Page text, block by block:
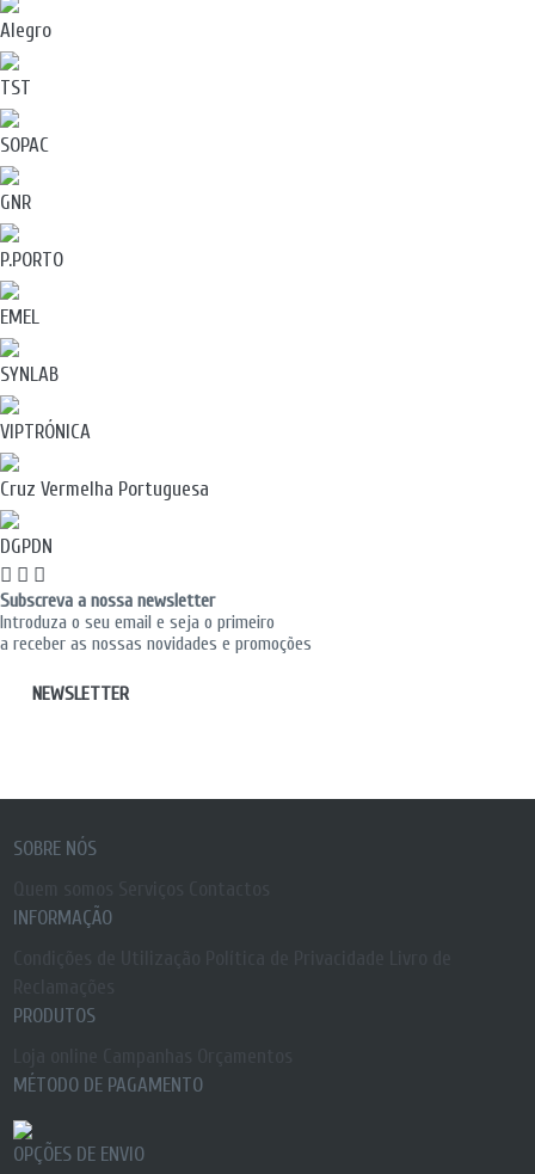
Alegro
TST
SOPAC
GNR
P.PORTO
EMEL
SYNLAB
VIPTRÓNICA
Cruz Vermelha Portuguesa
DGPDN
Subscreva a nossa newsletter
Introduza o seu email e seja o primeiro
a receber as nossas novidades e promoções
NEWSLETTER
SOBRE NÓS
INFORMAÇÃO
PRODUTOS
MÉTODO DE PAGAMENTO
OPÇÕES DE ENVIO